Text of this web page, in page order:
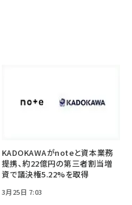
KADOKAWAがnoteと資本業務
提携、約22億円の第三者割当増
資で議決権5.22%を取得
3月25日 7:03